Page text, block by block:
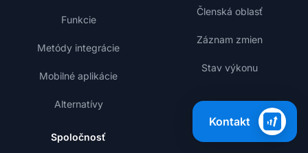
Funkcie
Metódy integrácie
Mobilné aplikácie
Alternatívy
Členská oblasť
Záznam zmien
Stav výkonu
Spoločnosť
Kontakt